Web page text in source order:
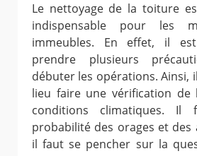
Le nettoyage de la toiture
indispensable pour les
immeubles. En effet, il
prendre plusieurs
débuter les opérations. Ainsi,
lieu faire une vérification de
conditions climatiques. Il
probabilité des orages et des
il faut se pencher sur la